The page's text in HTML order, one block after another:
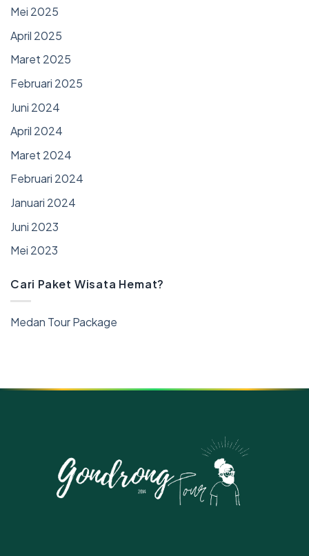
Mei 2025
April 2025
Maret 2025
Februari 2025
Juni 2024
April 2024
Maret 2024
Februari 2024
Januari 2024
Juni 2023
Mei 2023
Cari Paket Wisata Hemat?
Medan Tour Package